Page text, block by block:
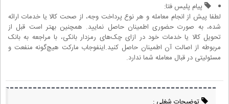
پیام پلیس فتا:
لطفا پیش از انجام معامله و هر نوع پرداخت وجه، از صحت کالا یا خدمات ارائه
شده، به صورت حضوری اطمینان حاصل نمایید. همچنین بهتر است قبل از
تحویل کالا یا خدمات خود در ازای چک‌های رمزدار بانکی، با مراجعه به بانک
مربوطه از اصالت آن اطمینان حاصل کنید.اینفوجاب مارکت هیچ‌گونه منفعت و
مسئولیتی در قبال معامله شما ندارد.